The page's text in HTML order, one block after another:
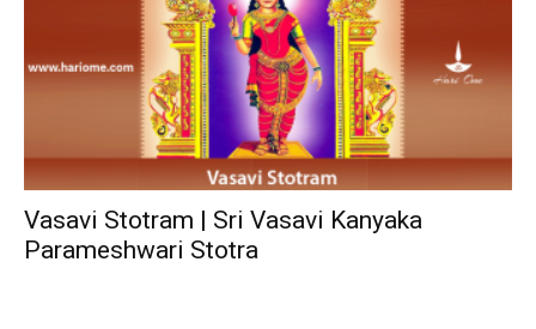
Vasavi Stotram | Sri Vasavi Kanyaka
Parameshwari Stotra